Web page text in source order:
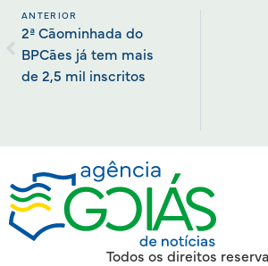
ANTERIOR
2ª Cãominhada do
BPCães já tem mais
de 2,5 mil inscritos
Todos os direitos